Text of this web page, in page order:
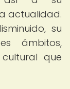
actualidad.
su
ámbitos,
que